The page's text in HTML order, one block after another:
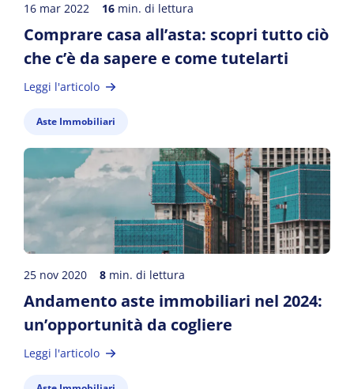
16 mar 2022 16 min. di lettura
Comprare casa all’asta: scopri tutto ciò
che c’è da sapere e come tutelarti
Leggi l'articolo
Aste Immobiliari
25 nov 2020 8 min. di lettura
Andamento aste immobiliari nel 2024:
un’opportunità da cogliere
Leggi l'articolo